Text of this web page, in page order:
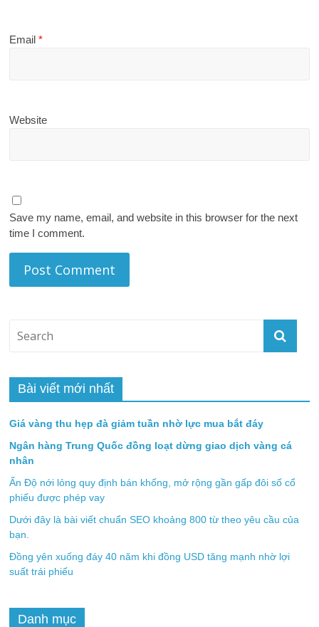
Email*
Website
Save my name, email, and website in this browser for the next
time I comment.
Bài viết mới nhất
Giá vàng thu hẹp đà giảm tuần nhờ lực mua bắt đáy
Ngân hàng Trung Quốc đồng loạt dừng giao dịch vàng cá
nhân
Ấn Độ nới lỏng quy định bán khống, mở rộng gần gấp đôi số cổ
phiếu được phép vay
Dưới đây là bài viết chuẩn SEO khoảng 800 từ theo yêu cầu của
bạn.
Đồng yên xuống đáy 40 năm khi đồng USD tăng mạnh nhờ lợi
suất trái phiếu
Danh mục